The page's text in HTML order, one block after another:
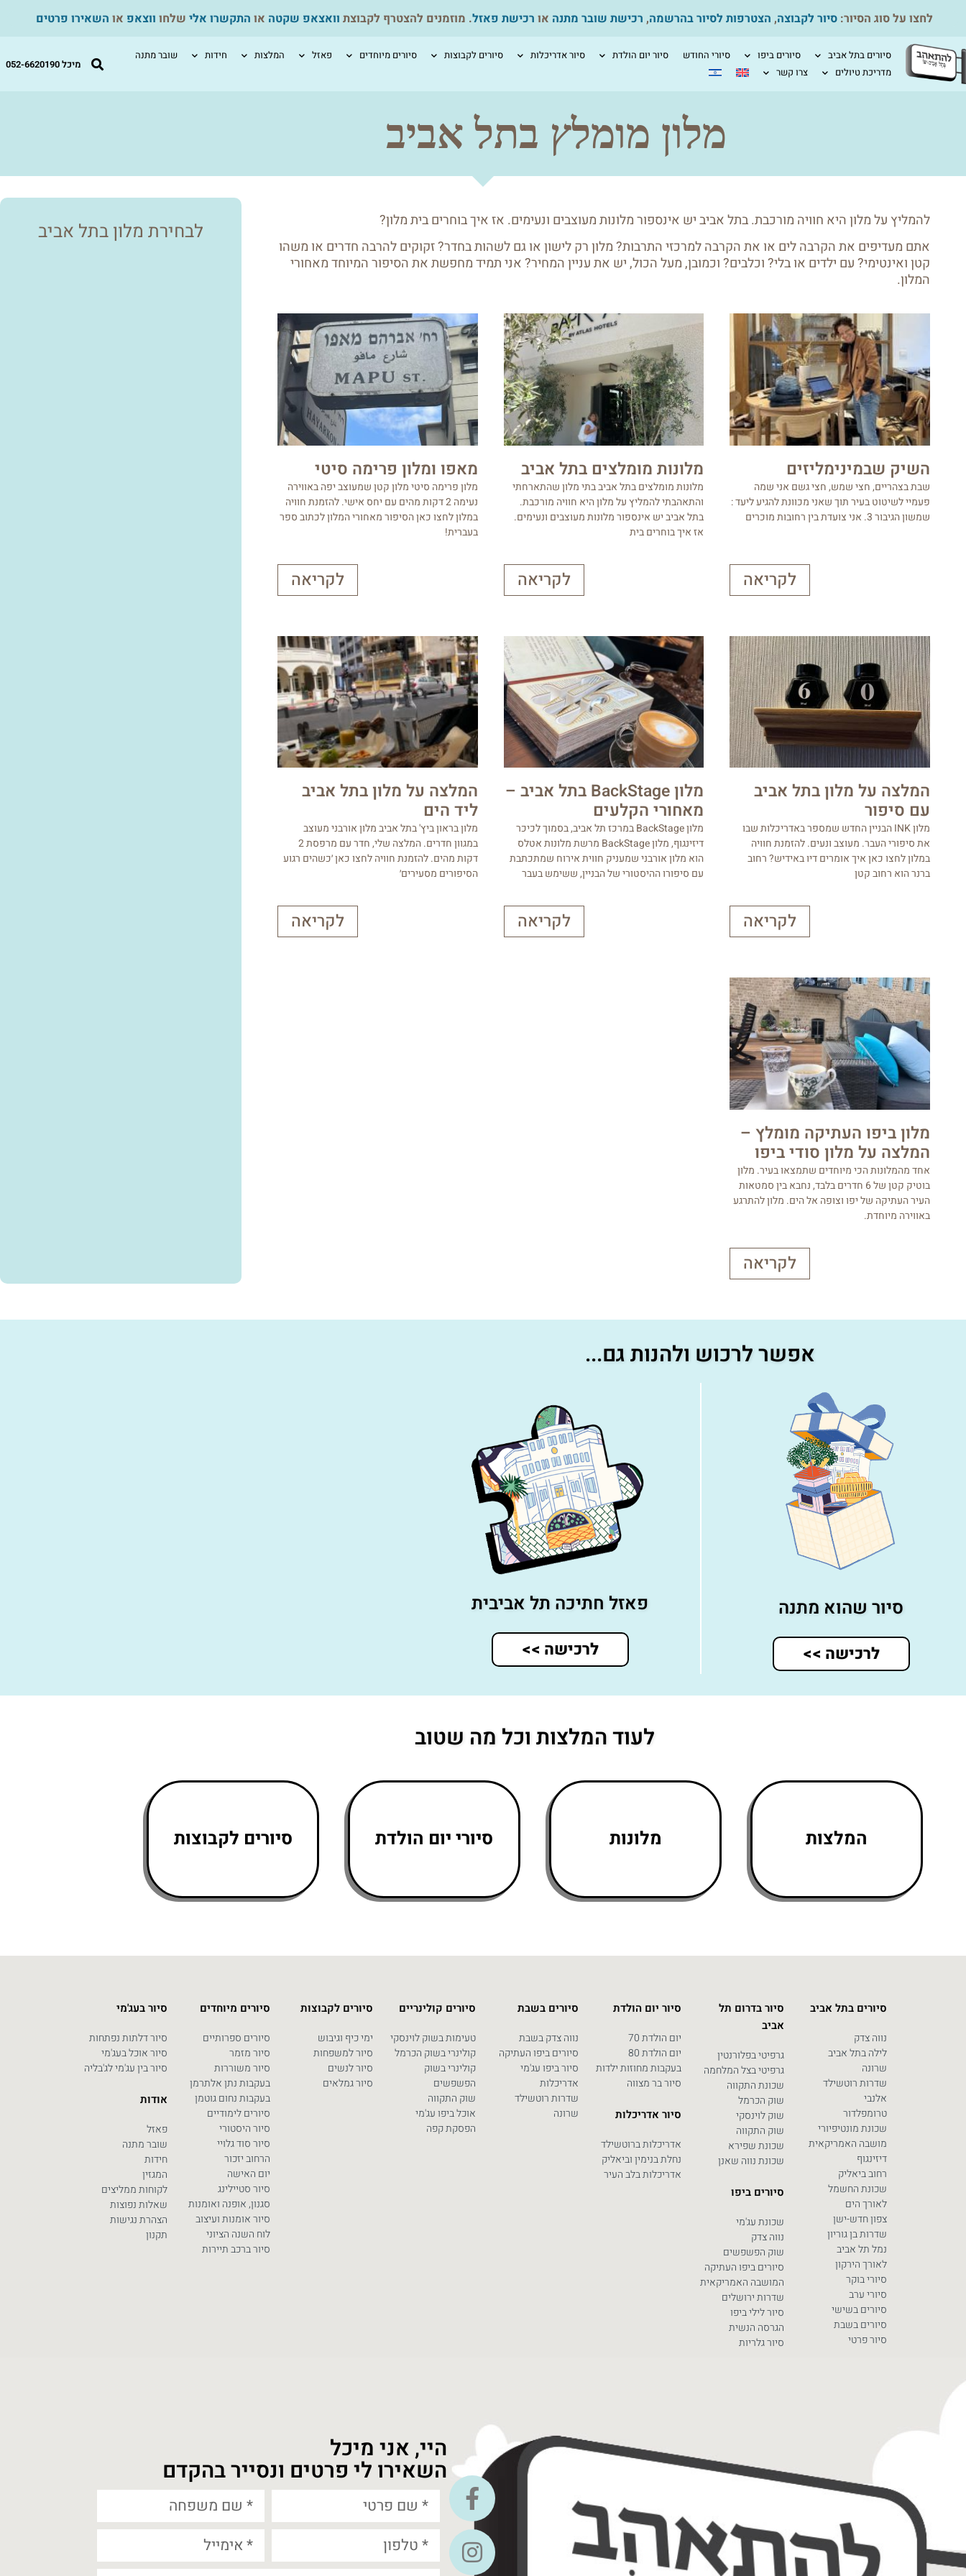
לחצו על סוג הסיור: סיור לקבוצה, הצטרפות לסיור בהרשמה, רכישת שובר מתנה או רכישת פאזל. מוזמנים להצטרף לקבוצת וואצאפ שקטה או התקשרו אלי שלחו ווצאפ או השאירו פרטים
סיורים בתל אביב סיורים ביפו סיורי החודש סיור יום הולדת סיור אדריכלות סיורים לקבוצות סיורים מיוחדים פאזל המלצות חידות
שובר מתנה
מדריכת טיולים
צרו קשר
מיכל 052-6620190
מלון מומלץ בתל אביב
להמליץ על מלון היא חוויה מורכבת. בתל אביב יש אינספור מלונות מעוצבים ונעימים. אז איך בוחרים בית מלון?
אתם מעדיפים את הקרבה לים או את הקרבה למרכזי התרבות? מלון רק לישון או גם לשהות בחדר? זקוקים להרבה חדרים או משהו
קטן ואינטימי? עם ילדים או בלי? וכלבים? וכמובן, מעל הכול, יש את עניין המחיר? אני תמיד מחפשת את הסיפור המיוחד מאחורי
המלון.
השיק שבמינימליזים
שבת בצהריים, חצי שמש, חצי גשם אני שמה
פעמיי לשיטוט בעיר תוך שאני מכוונת להגיע ליעד :
שמשון הגיבור 3. אני צועדת בין רחובות מוכרים
לקריאה
מלונות מומלצים בתל אביב
מלונות מומלצים בתל אביב בתי מלון שהתארחתי
והתאהבתי להמליץ על מלון היא חוויה מורכבת.
בתל אביב יש אינספור מלונות מעוצבים ונעימים.
אז איך בוחרים בית
לקריאה
מאפו ומלון פרימה סיטי
מלון פרימה סיטי מלון קטן שמעוצב יפה באווירה
נעימה 2 דקות מהים עם יחס אישי. להזמנת חוויה
במלון לחצו כאן הסיפור מאחורי המלון לכתוב ספר
בעברית!
לקריאה
המלצה על מלון בתל אביב
עם סיפור
מלון INK הבניין החדש שמספר באדריכלות שבו
את סיפורי העבר. מעוצב ונעים. להזמנת חוויה
במלון לחצו כאן איך אומרים דיו באידיש? רחוב
ברנר הוא רחוב קטן
לקריאה
מלון BackStage בתל אביב –
מאחורי הקלעים
מלון BackStage במרכז תל אביב, בסמוך לכיכר
דיזינגוף, מלון BackStage מרשת מלונות אטלס
הוא מלון אורבני שמעניק חווית אירוח שמתכתבת
עם סיפורו ההיסטורי של הבניין, ששימש בעבר
לקריאה
המלצה על מלון בתל אביב
ליד הים
מלון בראון ביץ' בתל אביב מלון אורבני מעוצב
במגוון חדרים. המלצה שלי, חדר עם מרפסת 2
דקות מהים. להזמנת חוויה לחצו כאן ׳כשהים רגוע
הסיפורים מסעירים׳
לקריאה
מלון ביפו העתיקה מומלץ –
המלצה על מלון סודי ביפו
אחד מהמלונות הכי מיוחדים שתמצאו בעיר. מלון
בוטיק קטן של 6 חדרים בלבד, נחבא בין סמטאות
העיר העתיקה של יפו וצופה אל הים. מלון להתרגע
באווירה מיוחדת.
לקריאה
לבחירת מלון בתל אביב
אפשר לרכוש ולהנות גם...
סיור שהוא מתנה
לרכישה >>
פאזל חתיכה תל אביבית
לרכישה >>
לעוד המלצות וכל מה שטוב
המלצות מלונות סיורי יום הולדת סיורים לקבוצות
סיורים בתל אביב
נווה צדק
לילה בתל אביב
שרונה
שדרות רוטשילד
אלנבי
טרומפלדור
שכונת מונטיפיורי
מושבה האמריקאית
דיזינגוף
רחוב ביאליק
שכונת החשמל
לאורך הים
צפון חדש-ישן
שדרות בן גוריון
נמל תל אביב
לאורך הירקון
סיורי בוקר
סיורי ערב
סיורים בשישי
סיורים בשבת
סיור פרטי
סיור בדרום תל
אביב
גרפיטי בפלורנטין
גרפיטי בצל המלחמה
שכונת התקווה
שוק הכרמל
שוק לוינסקי
שוק התקווה
שכונת שפירא
שכונת נווה שאנן
סיורים ביפו
שכונת עג'מי
נווה צדק
שוק הפשפשים
סיורים ביפו העתיקה
המושבה האמריקאית
שדרות ירושלים
סיור לילי ביפו
הגרסה הנשית
סיור גלריות
סיור יום הולדת
יום הולדת 70
יום הולדת 80
בעקבות מחוזות ילדות
סיור בר מצווה
סיור אדריכלות
אדריכלות ברוטשילד
נחלת בנימין וביאליק
אדריכלות בלב העיר
סיורים בשבת
נווה צדק בשבת
סיורים ביפו העתיקה
סיור ביפו עג'מי
אדריכלות
שדרות רוטשילד
שרונה
סיורים קולינריים
טעימות בשוק לוינסקי
קולינרי בשוק הכרמל
קולינרי בשוק
הפשפשים
שוק התקווה
אוכל ביפו עג'מי
הפסקת קפה
סיורים לקבוצות
ימי כיף וגיבוש
סיור למשפחות
סיור לנשים
סיור גמלאים
סיורים מיוחדים
סיורים ספרותיים
סיור מזמר
סיור משוררות
בעקבות נתן אלתרמן
בעקבות נחום גוטמן
סיורים לימודיים
סיור היסטורי
סיור סוד גלויי
הרחוב יזכור
יום האישה
סיור סטיילינג
סגנון, אופנה ואומנות
סיור אומנות ועיצוב
לוח השנה הציוני
סיור ברכב תיירות
סיור בעג'מי
סיור דלתות נפתחות
סיור אוכל בעג'מי
סיור בין עג'מי לג'בליה
אודות
פאזל
שובר מתנה
חידות
המגזין
לקוחות ממליצים
שאלות נפוצות
הצהרת נגישות
תקנון
היי, אני מיכל
השאירו לי פרטים ונסייר בהקדם